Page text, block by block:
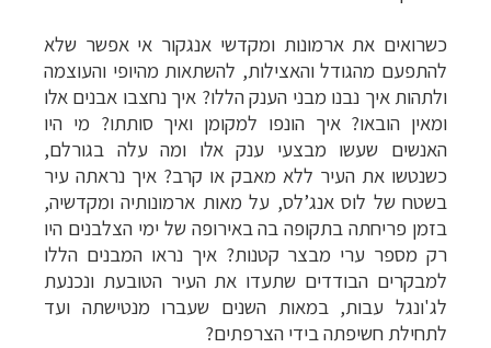
כשרואים את ארמונות ומקדשי אנגקור אי אפשר שלא
להתפעם מהגודל והאצילות, להשתאות מהיופי והעוצמה
ולתהות איך נבנו מבני הענק הללו? איך נחצבו אבנים אלו
ומאין הובאו? איך הונפו למקומן ואיך סותתו? מי היו
האנשים שעשו מבצעי ענק אלו ומה עלה בגורלם,
כשנטשו את העיר ללא מאבק או קרב? איך נראתה עיר
בשטח של לוסאנג’לס, על מאות ארמונותיה ומקדשיה,
בזמן פריחתה בתקופה בה באירופה של ימי הצלבנים היו
רק מספר ערי מבצר קטנות?איך נראו המבנים הללו
למבקרים הבודדים שתעדו את העיר הטובעת ונכנעת
לג'ונגל עבות, במאות השנים שעברו מנטישתה ועד
לתחילת חשיפתה בידי הצרפתים?